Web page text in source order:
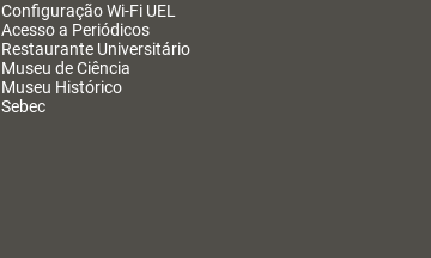
Configuração Wi-Fi UEL
Acesso a Periódicos
Restaurante Universitário
Museu de Ciência
Museu Histórico
Sebec